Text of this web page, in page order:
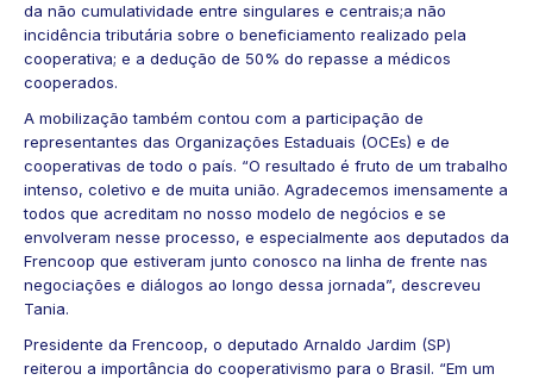
da não cumulatividade entre singulares e centrais;a não
incidência tributária sobre o beneficiamento realizado pela
cooperativa; e a dedução de 50% do repasse a médicos
cooperados.
A mobilização também contou com a participação de
representantes das Organizações Estaduais (OCEs) e de
cooperativas de todo o país. “O resultado é fruto de um trabalho
intenso, coletivo e de muita união. Agradecemos imensamente a
todos que acreditam no nosso modelo de negócios e se
envolveram nesse processo, e especialmente aos deputados da
Frencoop que estiveram junto conosco na linha de frente nas
negociações e diálogos ao longo dessa jornada”, descreveu
Tania.
Presidente da Frencoop, o deputado Arnaldo Jardim (SP)
reiterou a importância do cooperativismo para o Brasil. “Em um